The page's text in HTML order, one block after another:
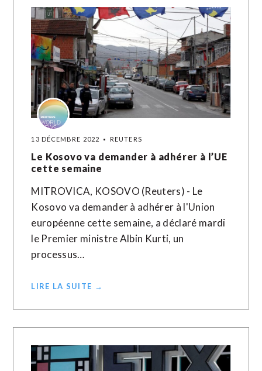
13 DÉCEMBRE 2022 REUTERS
Le Kosovo va demander à adhérer à l’UE
cette semaine
MITROVICA, KOSOVO (Reuters) - Le
Kosovo va demander à adhérer à l'Union
européenne cette semaine, a déclaré mardi
le Premier ministre Albin Kurti, un
processus…
LIRE LA SUITE →